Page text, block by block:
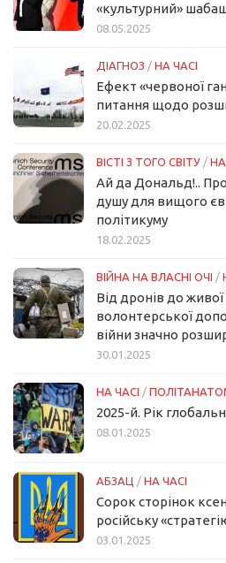
«культурний»
08.05.2025
ДІАГНОЗ / НА ЧАСІ
Ефект «червоної
питання щодо
20.02.2025
ВІСТІ З ТОГО СВІТУ / НА
Ай да Дональд!..
душу для вищого
політикуму
18.02.2025
ВІЙНА НА ВЛАСНІ ОЧІ /
Від дронів до
волонтерської
війни значно
30.01.2025
НА ЧАСІ /
2025-й. Рік
08.01.2025
АБЗАЦ / НА ЧАСІ
Сорок сторінок
російську
03.01.2025